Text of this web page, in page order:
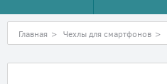
Главная > Чехлы для смартфонов >